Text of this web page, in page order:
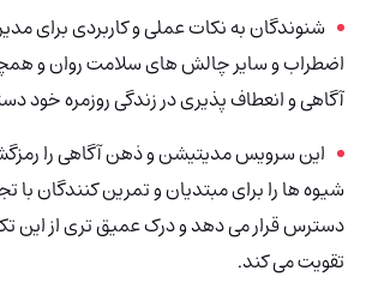
شنوندگان به نکات عملی و کاربردی برای
اضطراب و سایر چالش های سلامت روان و
آگاهی و انعطاف پذیری در زندگی روزمره خود
این سرویس مدیتیشن و ذهن آگاهی را
شیوه ها را برای مبتدیان و تمرین کنندگان با
دسترس قرار می دهد و درک عمیق تری از این
تقویت می کند.